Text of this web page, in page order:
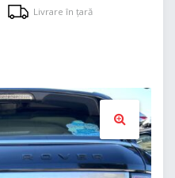
Livrare în țară
🔍